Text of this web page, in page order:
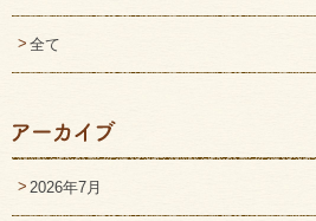
全て
2026年7月